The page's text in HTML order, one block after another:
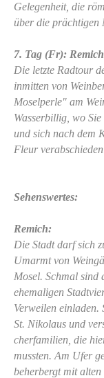
Gelegenheit, die
über die prächtigen
7. Tag (Fr):
Die letzte Radtour
inmitten von
Moselperle" am
Wasserbillig, wo
und sich nach dem
Fleur
Sehenswertes:
Remich:
Die Stadt darf sich
Umarmt von
Mosel. Schmal sind
ehemaligen
Verweilen einladen.
St. Nikolaus und
cherfamilien, die
mussten. Am Ufer
beherbergt mit